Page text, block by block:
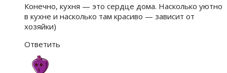
Конечно, кухня — это сердце дома. Насколько уютно
в кухне и насколько там красиво — зависит от
хозяйки)
Ответить